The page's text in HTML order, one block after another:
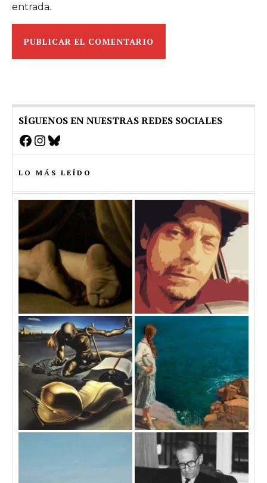
entrada.
SÍGUENOS EN NUESTRAS REDES SOCIALES
Facebook
Instagram
Bluesky
LO MÁS LEÍDO